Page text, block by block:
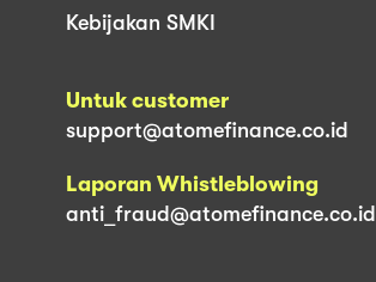
Kebijakan SMKI
Untuk customer
support@atomefinance.co.id
Laporan Whistleblowing
anti_fraud@atomefinance.co.id